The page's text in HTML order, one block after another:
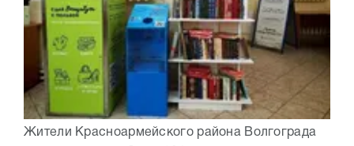
Жители Красноармейского района Волгограда